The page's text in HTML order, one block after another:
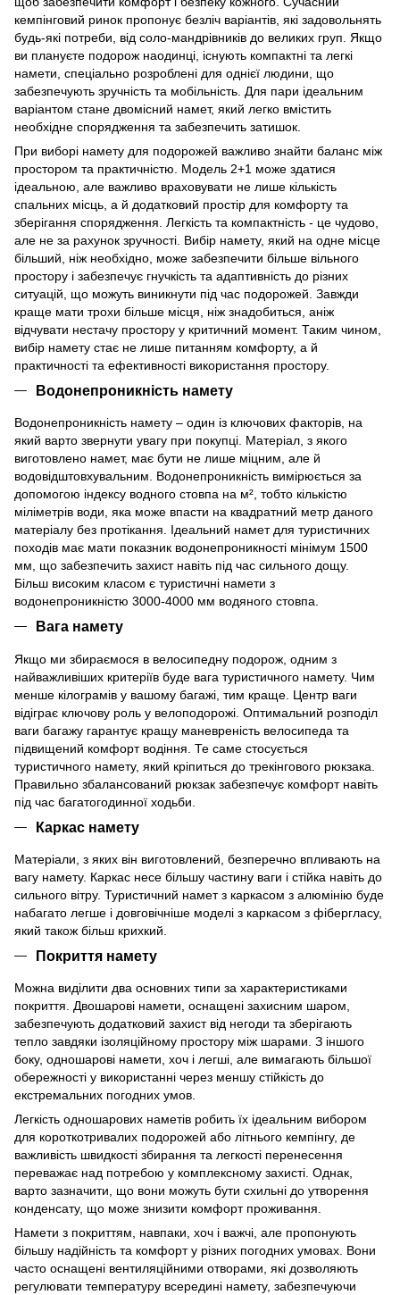
кемпінговий ринок пропонує безліч варіантів, які задовольнять
будь-які потреби, від соло-мандрівників до великих груп. Якщо
ви плануєте подорож наодинці, існують компактні та легкі
намети, спеціально розроблені для однієї людини, що
забезпечують зручність та мобільність. Для пари ідеальним
варіантом стане двомісний намет, який легко вмістить
необхідне спорядження та забезпечить затишок.
При виборі намету для подорожей важливо знайти баланс між
простором та практичністю. Модель 2+1 може здатися
ідеальною, але важливо враховувати не лише кількість
спальних місць, а й додатковий простір для комфорту та
зберігання спорядження. Легкість та компактність - це чудово,
але не за рахунок зручності. Вибір намету, який на одне місце
більший, ніж необхідно, може забезпечити більше вільного
простору і забезпечує гнучкість та адаптивність до різних
ситуацій, що можуть виникнути під час подорожей. Завжди
краще мати трохи більше місця, ніж знадобиться, аніж
відчувати нестачу простору у критичний момент. Таким чином,
вибір намету стає не лише питанням комфорту, а й
практичності та ефективності використання простору.
Водонепроникність намету
Водонепроникність намету – один із ключових факторів, на
який варто звернути увагу при покупці. Матеріал, з якого
виготовлено намет, має бути не лише міцним, але й
водовідштовхувальним. Водонепроникність вимірюється за
допомогою індексу водного стовпа на м², тобто кількістю
міліметрів води, яка може впасти на квадратний метр даного
матеріалу без протікання. Ідеальний намет для туристичних
походів має мати показник водонепроникності мінімум 1500
мм, що забезпечить захист навіть під час сильного дощу.
Більш високим класом є туристичні намети з
водонепроникністю 3000-4000 мм водяного стовпа.
Вага намету
Якщо ми збираємося в велосипедну подорож, одним з
найважливіших критеріїв буде вага туристичного намету. Чим
менше кілограмів у вашому багажі, тим краще. Центр ваги
відіграє ключову роль у велоподорожі. Оптимальний розподіл
ваги багажу гарантує кращу маневреність велосипеда та
підвищений комфорт водіння. Те саме стосується
туристичного намету, який кріпиться до трекінгового рюкзака.
Правильно збалансований рюкзак забезпечує комфорт навіть
під час багатогодинної ходьби.
Каркас намету
Матеріали, з яких він виготовлений, безперечно впливають на
вагу намету. Каркас несе більшу частину ваги і стійка навіть до
сильного вітру. Туристичний намет з каркасом з алюмінію буде
набагато легше і довговічніше моделі з каркасом з фібергласу,
який також більш крихкий.
Покриття намету
Можна виділити два основних типи за характеристиками
покриття. Двошарові намети, оснащені захисним шаром,
забезпечують додатковий захист від негоди та зберігають
тепло завдяки ізоляційному простору між шарами. З іншого
боку, одношарові намети, хоч і легші, але вимагають більшої
обережності у використанні через меншу стійкість до
екстремальних погодних умов.
Легкість одношарових наметів робить їх ідеальним вибором
для короткотривалих подорожей або літнього кемпінгу, де
важливість швидкості збирання та легкості перенесення
переважає над потребою у комплексному захисті. Однак,
варто зазначити, що вони можуть бути схильні до утворення
конденсату, що може знизити комфорт проживання.
Намети з покриттям, навпаки, хоч і важчі, але пропонують
більшу надійність та комфорт у різних погодних умовах. Вони
часто оснащені вентиляційними отворами, які дозволяють
регулювати температуру всередині намету, забезпечуючи